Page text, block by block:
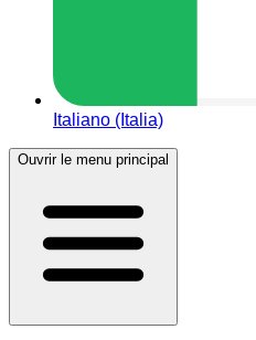
Italiano (Italia)
Ouvrir le menu principal